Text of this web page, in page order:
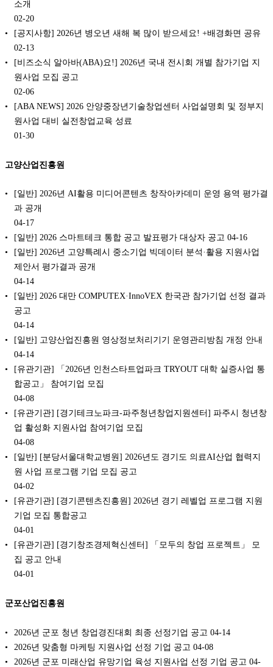
소개
02-20
[공지사항] 2026년 병오년 새해 복 많이 받으세요! +배경화면 공유
02-13
[비즈소식 알아바(ABA)요!] 2026년 국내 전시회 개별 참가기업 지
원사업 모집 공고
02-06
[ABA NEWS] 2026 안양중장년기술창업센터 사업설명회 및 정부지
원사업 대비 실전창업교육 성료
01-30
고양산업진흥원
[일반] 2026년 AI활용 미디어콘텐츠 창작아카데미 운영 용역 평가결
과 공개
04-17
[일반] 2026 스마트테크 통합 공고 발표평가 대상자 공고 04-16
[일반] 2026년 고양특례시 중소기업 빅데이터 분석·활용 지원사업
제안서 평가결과 공개
04-14
[일반] 2026 대만 COMPUTEX·InnoVEX 한국관 참가기업 선정 결과
공고
04-14
[일반] 고양산업진흥원 영상정보처리기기 운영관리방침 개정 안내
04-14
[유관기관] 「2026년 인천스타트업파크 TRYOUT 대학 실증사업 통
합공고」 참여기업 모집
04-08
[유관기관] [경기테크노파크-파주청년창업지원센터] 파주시 청년창
업 활성화 지원사업 참여기업 모집
04-08
[일반] [분당서울대학교병원] 2026년도 경기도 의료AI산업 협력지
원 사업 프로그램 기업 모집 공고
04-02
[유관기관] [경기콘텐츠진흥원] 2026년 경기 레벨업 프로그램 지원
기업 모집 통합공고
04-01
[유관기관] [경기창조경제혁신센터] 「모두의 창업 프로젝트」 모
집 공고 안내
04-01
군포산업진흥원
2026년 군포 청년 창업경진대회 최종 선정기업 공고 04-14
2026년 맞춤형 마케팅 지원사업 선정 기업 공고 04-08
2026년 군포 미래산업 유망기업 육성 지원사업 선정 기업 공고 04-